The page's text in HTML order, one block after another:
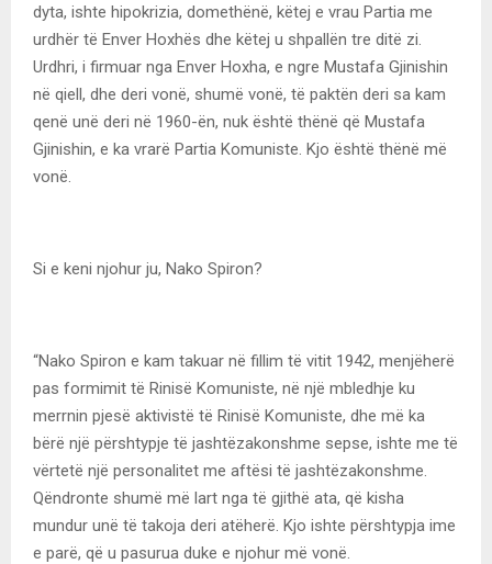
dyta, ishte hipokrizia, domethënë, këtej e vrau Partia me
urdhër të Enver Hoxhës dhe këtej u shpallën tre ditë zi.
Urdhri, i firmuar nga Enver Hoxha, e ngre Mustafa Gjinishin
në qiell, dhe deri vonë, shumë vonë, të paktën deri sa kam
qenë unë deri në 1960-ën, nuk është thënë që Mustafa
Gjinishin, e ka vrarë Partia Komuniste. Kjo është thënë më
vonë.
Si e keni njohur ju, Nako Spiron?
“Nako Spiron e kam takuar në fillim të vitit 1942, menjëherë
pas formimit të Rinisë Komuniste, në një mbledhje ku
merrnin pjesë aktivistë të Rinisë Komuniste, dhe më ka
bërë një përshtypje të jashtëzakonshme sepse, ishte me të
vërtetë një personalitet me aftësi të jashtëzakonshme.
Qëndronte shumë më lart nga të gjithë ata, që kisha
mundur unë të takoja deri atëherë. Kjo ishte përshtypja ime
e parë, që u pasurua duke e njohur më vonë.